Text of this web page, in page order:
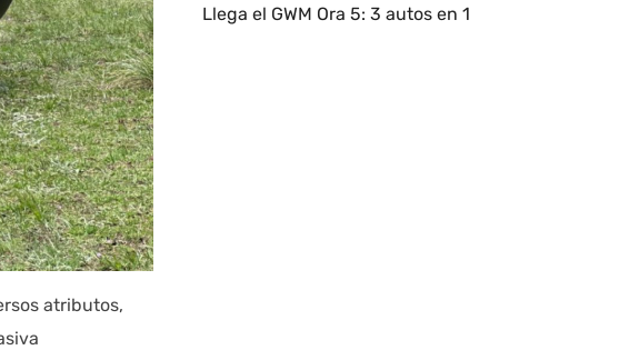
atributos,
Llega el GWM Ora 5: 3 autos en 1